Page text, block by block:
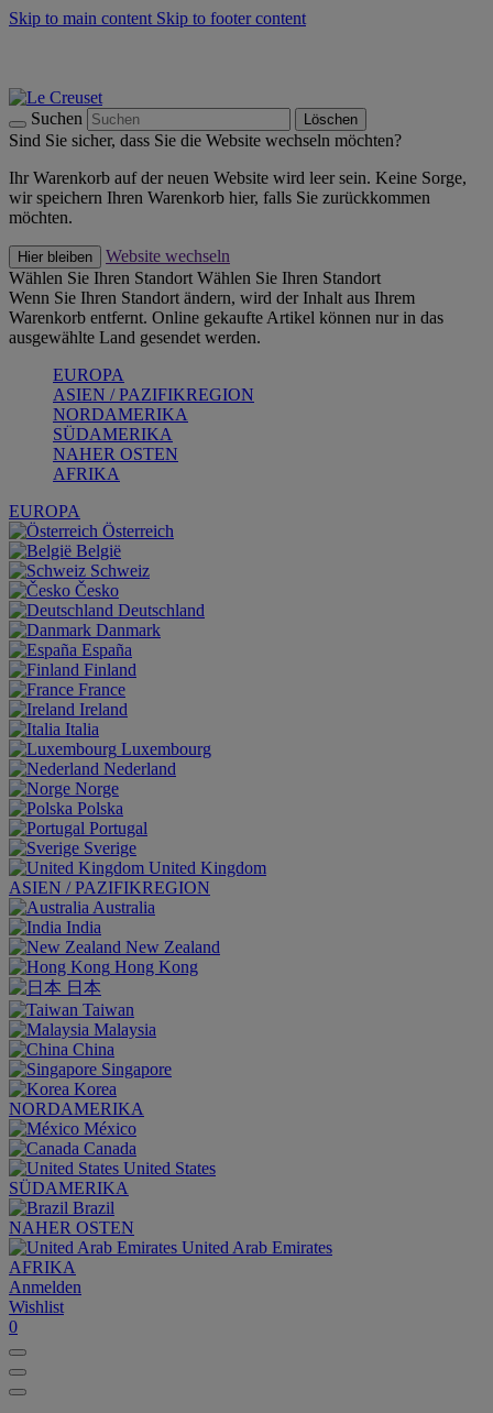
Skip to main content Skip to footer content
Suchen Löschen
Sind Sie sicher, dass Sie die Website wechseln möchten?
Ihr Warenkorb auf der neuen Website wird leer sein. Keine Sorge,
wir speichern Ihren Warenkorb hier, falls Sie zurückkommen
möchten.
Hier bleiben
Website wechseln
Wählen Sie Ihren Standort Wählen Sie Ihren Standort
Wenn Sie Ihren Standort ändern, wird der Inhalt aus Ihrem
Warenkorb entfernt. Online gekaufte Artikel können nur in das
ausgewählte Land gesendet werden.
EUROPA
ASIEN / PAZIFIKREGION
NORDAMERIKA
SÜDAMERIKA
NAHER OSTEN
AFRIKA
EUROPA
Österreich
België
Schweiz
Česko
Deutschland
Danmark
España
Finland
France
Ireland
Italia
Luxembourg
Nederland
Norge
Polska
Portugal
Sverige
United Kingdom
ASIEN / PAZIFIKREGION
Australia
India
New Zealand
Hong Kong
日本
Taiwan
Malaysia
China
Singapore
Korea
NORDAMERIKA
México
Canada
United States
SÜDAMERIKA
Brazil
NAHER OSTEN
United Arab Emirates
AFRIKA
Anmelden
Wishlist
0